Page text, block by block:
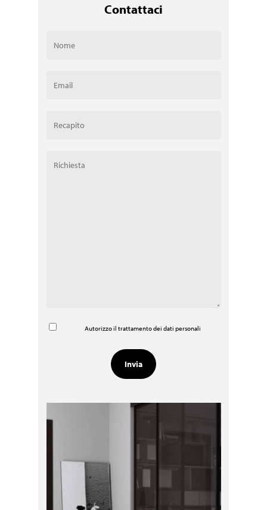
Contattaci
Autorizzo il trattamento dei dati personali